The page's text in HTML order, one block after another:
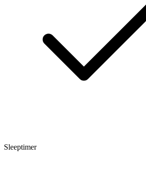
Sleeptimer